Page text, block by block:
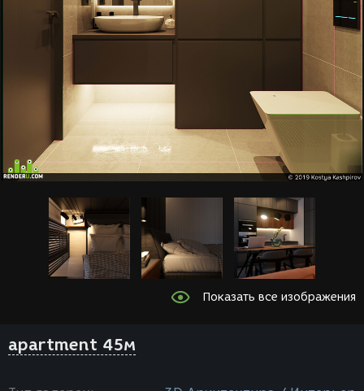
Показать все изображения
apartment 45м